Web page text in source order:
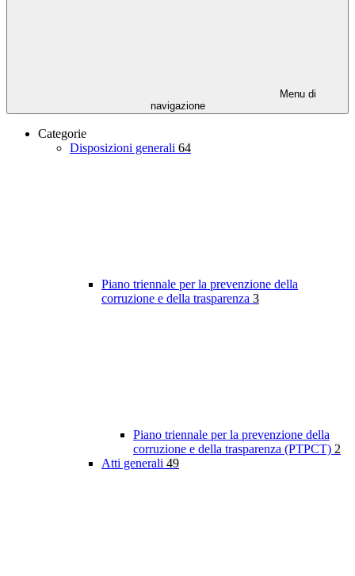
Menu di
navigazione
Categorie
Disposizioni generali 64
Piano triennale per la prevenzione della
corruzione e della trasparenza 3
Piano triennale per la prevenzione della
corruzione e della trasparenza (PTPCT) 2
Atti generali 49